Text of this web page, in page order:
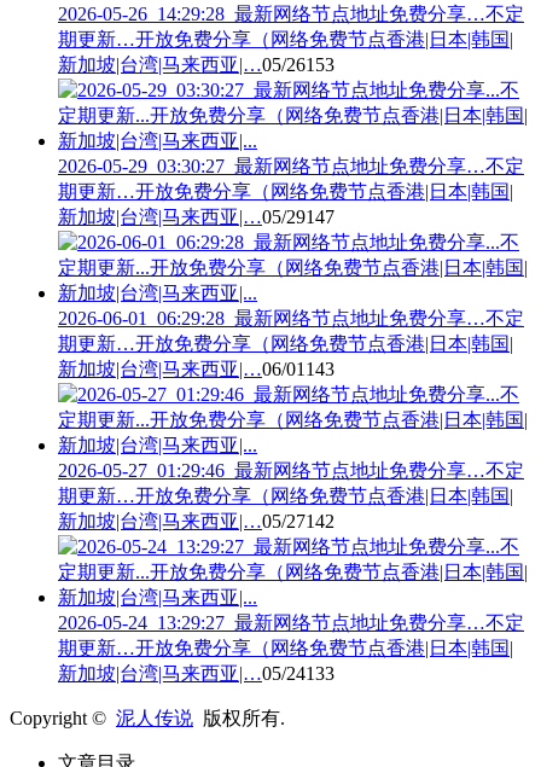
2026-05-26_14:29:28_最新网络节点地址免费分享…不定
期更新…开放免费分享（网络免费节点香港|日本|韩国|
新加坡|台湾|马来西亚|…05/26153
2026-05-29_03:30:27_最新网络节点地址免费分享…不定
期更新…开放免费分享（网络免费节点香港|日本|韩国|
新加坡|台湾|马来西亚|…05/29147
2026-06-01_06:29:28_最新网络节点地址免费分享…不定
期更新…开放免费分享（网络免费节点香港|日本|韩国|
新加坡|台湾|马来西亚|…06/01 143
2026-05-27_01:29:46_最新网络节点地址免费分享…不定
期更新…开放免费分享（网络免费节点香港|日本|韩国|
新加坡|台湾|马来西亚|…05/27142
2026-05-24_13:29:27_最新网络节点地址免费分享…不定
期更新…开放免费分享（网络免费节点香港|日本|韩国|
新加坡|台湾|马来西亚|…05/24133
Copyright © 泥人传说 版权所有.
文章目录